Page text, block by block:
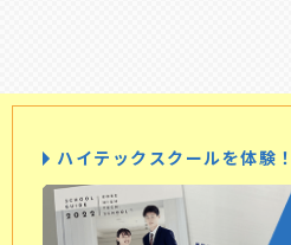
ハイテックスクールを体験！